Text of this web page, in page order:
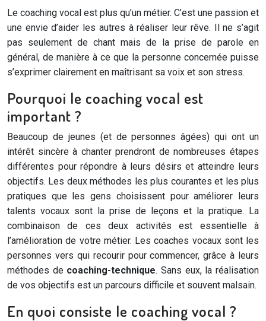
Le coaching vocal est plus qu’un métier. C’est une passion et
une envie d’aider les autres à réaliser leur rêve. Il ne s’agit
pas seulement de chant mais de la prise de parole en
général, de manière à ce que la personne concernée puisse
s’exprimer clairement en maîtrisant sa voix et son stress.
Pourquoi le coaching vocal est
important ?
Beaucoup de jeunes (et de personnes âgées) qui ont un
intérêt sincère à chanter prendront de nombreuses étapes
différentes pour répondre à leurs désirs et atteindre leurs
objectifs. Les deux méthodes les plus courantes et les plus
pratiques que les gens choisissent pour améliorer leurs
talents vocaux sont la prise de leçons et la pratique. La
combinaison de ces deux activités est essentielle à
l’amélioration de votre métier. Les coaches vocaux sont les
personnes vers qui recourir pour commencer, grâce à leurs
méthodes de coaching-technique. Sans eux, la réalisation
de vos objectifs est un parcours difficile et souvent malsain.
En quoi consiste le coaching vocal ?